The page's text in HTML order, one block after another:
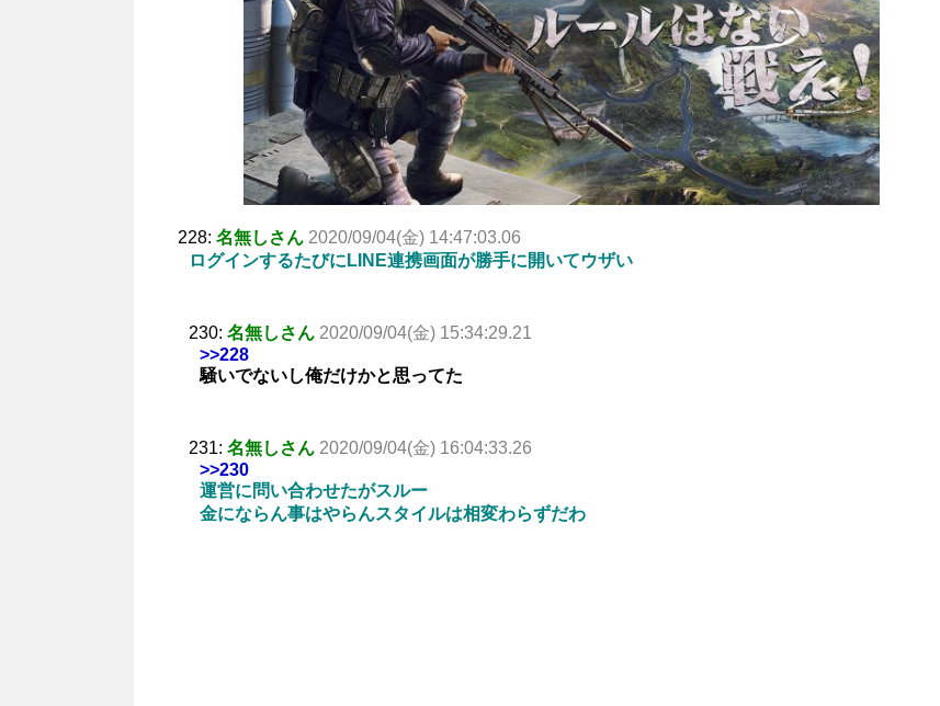
228: 名無しさん 2020/09/04(金) 14:47:03.06
ログインするたびにLINE連携画面が勝手に開いてウザい
230: 名無しさん 2020/09/04(金) 15:34:29.21
>>228
騒いでないし俺だけかと思ってた
231: 名無しさん 2020/09/04(金) 16:04:33.26
>>230
運営に問い合わせたがスルー
金にならん事はやらんスタイルは相変わらずだわ